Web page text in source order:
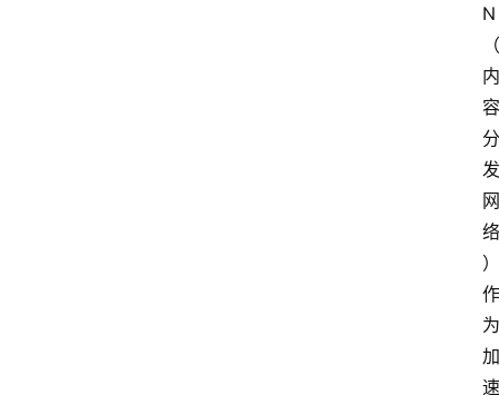
N
（
内
容
分
发
网
络
）
作
为
加
速